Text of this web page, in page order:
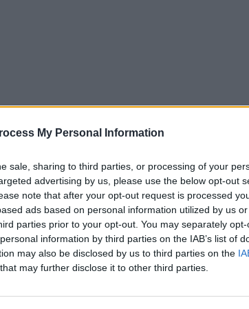
My Personal Information
sale, sharing to third parties, or processing of your
advertising by us, please use the below opt-out
note that after your opt-out request is processed
ads based on personal information utilized by us
parties prior to your opt-out. You may separately
information by third parties on the IAB’s list of
may also be disclosed by us to third parties on the
that may further disclose it to other third parties.